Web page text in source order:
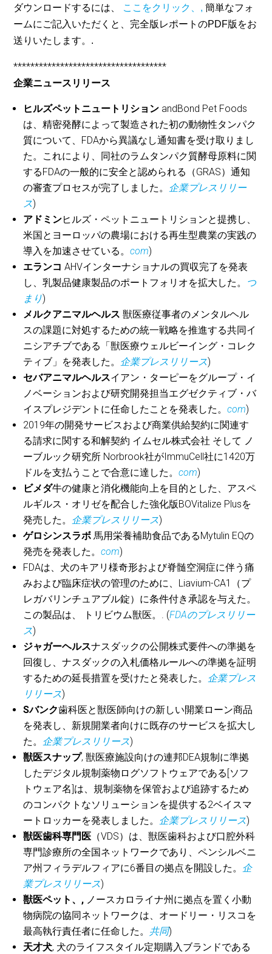
ダウンロードするには、 ここをクリック、, 簡単なフォ
ームにご記入いただくと、完全版レポートのPDF版をお
送りいたします。.
************************************
企業ニュースリリース
ヒルズペットニュートリション andBond Pet Foods
は、精密発酵によって製造された初の動物性タンパク
質について、FDAから異議なし通知書を受け取りまし
た。これにより、同社のラムタンパク質酵母原料に関
するFDAの一般的に安全と認められる（GRAS）通知
の審査プロセスが完了しました。 企業プレスリリー
ス)
アドミンヒルズ・ペットニュートリションと提携し、
米国とヨーロッパの農場における再生型農業の実践の
導入を加速させている。com)
エランコAHVインターナショナルの買収完了を発表
し、乳製品健康製品のポートフォリオを拡大した。 つ
まり)
メルクアニマルヘルス獣医療従事者のメンタルヘル
スの課題に対処するための統一戦略を推進する共同イ
ニシアチブである「獣医療ウェルビーイング・コレク
ティブ」を発表した。 企業プレスリリース)
セバアニマルヘルスイアン・ターピーをグループ・イ
ノベーションおよび研究開発担当エグゼクティブ・バ
イスプレジデントに任命したことを発表した。com)
2019年の開発サービスおよび商業供給契約に関連す
る請求に関する和解契約 イムセル株式会社 そして ノ
ーブルック研究所 Norbrook社がImmuCell社に1420万
ドルを支払うことで合意に達した。com)
ビメダ牛の健康と消化機能向上を目的とした、アスペ
ルギルス・オリゼを配合した強化版BOVitalize Plusを
発売した。 企業プレスリリース)
ゲロシンスラボ 馬用栄養補助食品であるMytulin EQの
発売を発表した。com)
FDAは、犬のキアリ様奇形および脊髄空洞症に伴う痛
みおよび臨床症状の管理のために、Liavium-CA1（プ
レガバリンチュアブル錠）に条件付き承認を与えた。
この製品は、
トリビウム獣医。. (FDAのプレスリリー
ス)
ジャガーヘルスナスダックの公開株式要件への準拠を
回復し、ナスダックの入札価格ルールへの準拠を証明
するための延長措置を受けたと発表した。 企業プレス
リリース)
Sバンク歯科医と獣医師向けの新しい開業ローン商品
を発表し、新規開業者向けに既存のサービスを拡大し
た。 企業プレスリリース)
獣医スナップ, 獣医療施設向けの連邦DEA規制に準拠
したデジタル規制薬物ログソフトウェアである[ソフ
トウェア名]は、規制薬物を保管および追跡するため
のコンパクトなソリューションを提供する2ベイスマ
ートロッカーを発表しました。 企業プレスリリース)
獣医歯科専門医 （VDS）は、獣医歯科および口腔外科
専門診療所の全国ネットワークであり、ペンシルベニ
ア州フィラデルフィアに6番目の拠点を開設した。 企
業プレスリリース)
獣医ペット、, ノースカロライナ州に拠点を置く小動
物病院の協同ネットワークは、オードリー・リスコを
最高執行責任者に任命した。 共同)
天才犬, 犬のライフスタイル定期購入ブランドである